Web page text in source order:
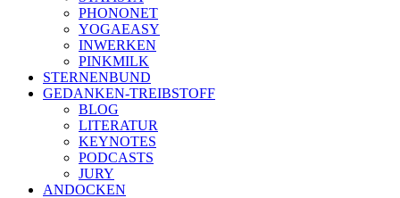
PHONONET
YOGAEASY
INWERKEN
PINKMILK
STERNENBUND
GEDANKEN-TREIBSTOFF
BLOG
LITERATUR
KEYNOTES
PODCASTS
JURY
ANDOCKEN